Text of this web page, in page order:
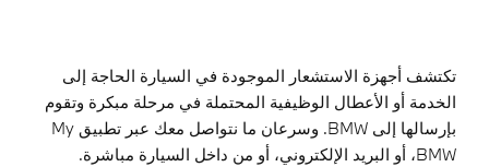
تكتشف أجهزة الاستشعار الموجودة في السيارة الحاجة إلى
الخدمة أو الأعطال الوظيفية المحتملة في مرحلة مبكرة وتقوم
بإرسالها إلى BMW. وسرعان ما نتواصل معك عبر تطبيق My
BMW، أو البريد الإلكتروني، أو من داخل السيارة مباشرة.